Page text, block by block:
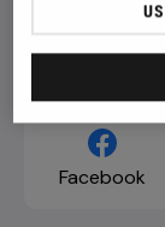
ZAPROŚ
Facebook